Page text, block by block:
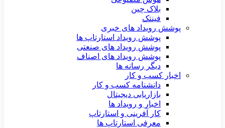
بلاک چین
فینتک
پوشش رویداد های خبری
پوشش رویداد استارتاپ ها
پوشش رویداد های صنعتی
پوشش رویداد های اصناف
دیگر رسانه ها
اخبار کسب و کار
دانشنامه کسب و کار
بازاریابی دیجیتال
اخبار و رویداد ها
کار آفرینی و استارتاپ
معرفی استارتاپ ها